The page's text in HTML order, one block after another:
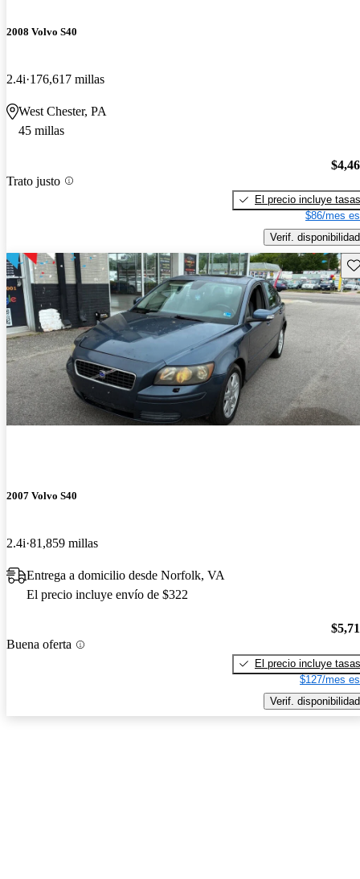
2008 Volvo S40
2.4i 176,617 millas
West Chester, PA
45 millas
Trato justo
El precio incluye tasas
$86/mes
Verif. disponibilidad
2007 Volvo S40
2.4i 81,859 millas
Entrega a domicilio desde Norfolk, VA
El precio incluye envío de $322
Buena oferta
El precio incluye tasas
$127/mes
Verif. disponibilidad